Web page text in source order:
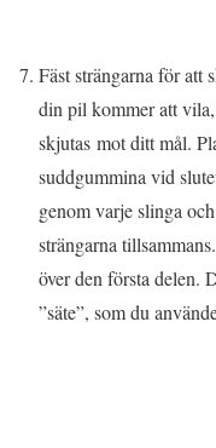
Fäst strängarna för att
din pil kommer att
skjutas mot ditt mål.
suddgummina vid
genom varje slinga
strängarna
över den första delen.
”säte”, som du